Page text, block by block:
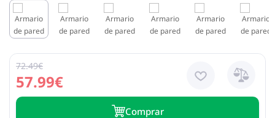
57.99€
72.49€
Сomprar